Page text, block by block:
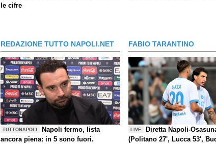
le cifre
REDAZIONE TUTTO NAPOLI.NET
TUTTONAPOLI
Napoli fermo, lista
ancora piena: in 5 sono fuori.
FABIO TARANTINO
LIVE
Diretta Napoli-
(Politano 27', Lucca 53',